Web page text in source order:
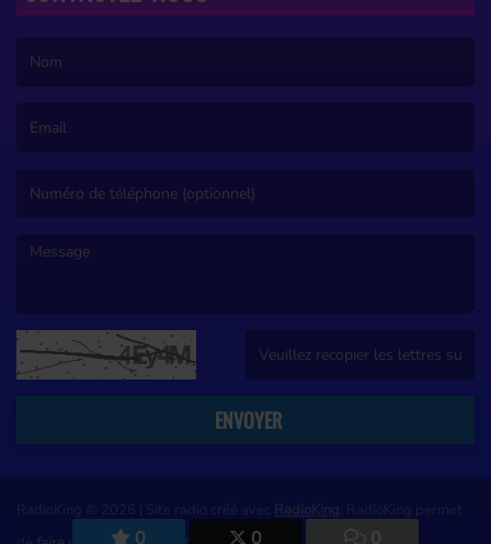
0 0 0
ENVOYER